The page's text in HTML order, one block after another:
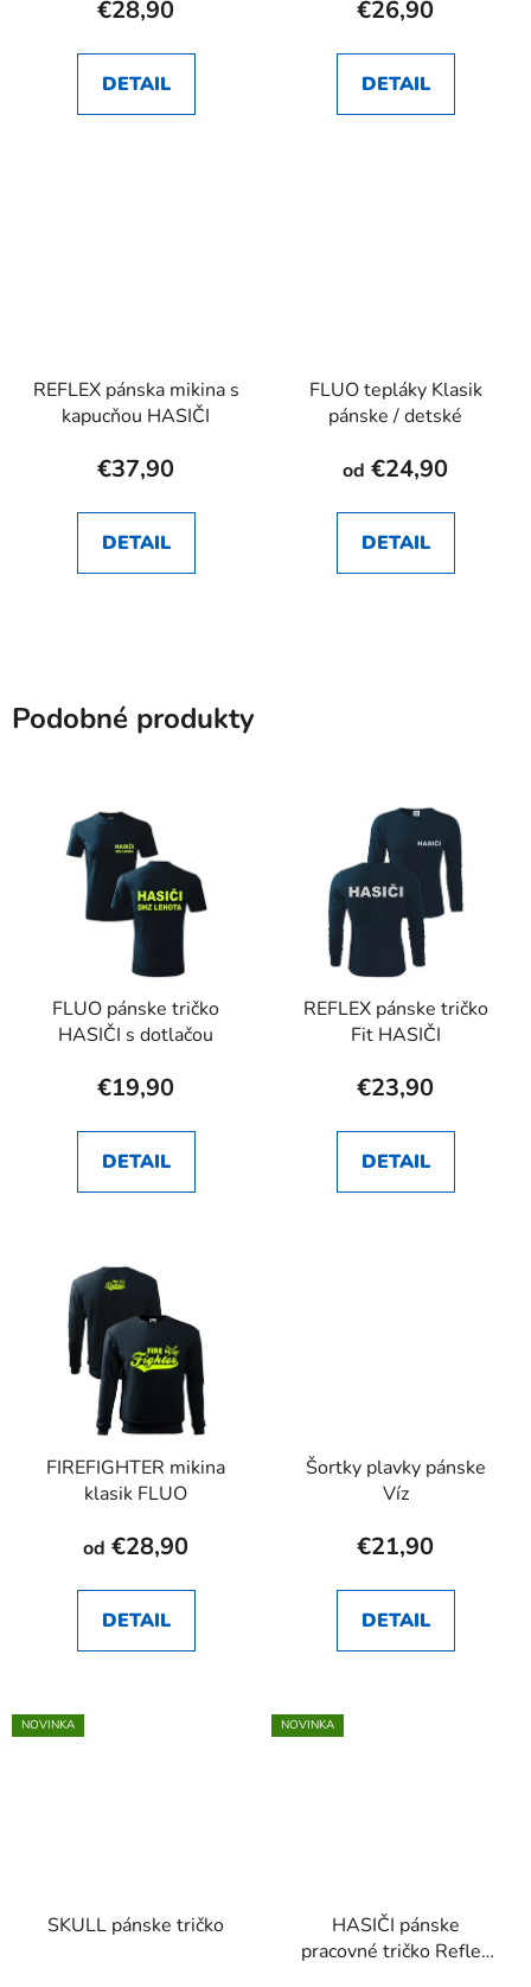
€28,90
DETAIL
€26,90
DETAIL
REFLEX pánska mikina s
kapucňou HASIČI
€37,90
DETAIL
FLUO tepláky Klasik
pánske / detské
od €24,90
DETAIL
Podobné produkty
FLUO pánske tričko
HASIČI s dotlačou
€19,90
DETAIL
REFLEX pánske tričko
Fit HASIČI
€23,90
DETAIL
FIREFIGHTER mikina
klasik FLUO
od €28,90
DETAIL
Šortky plavky pánske
Víz
€21,90
DETAIL
NOVINKA
SKULL pánske tričko
NOVINKA
HASIČI pánske
pracovné tričko Reflex